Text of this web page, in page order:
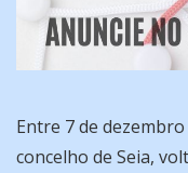
Entre 7 de
concelho de Seia,